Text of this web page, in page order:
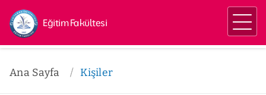
Eğitim Fakültesi
Ana Sayfa Kişiler